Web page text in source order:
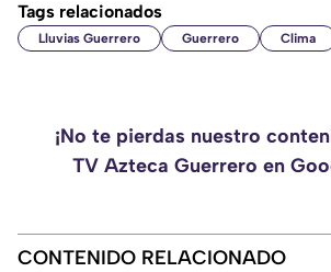
Tags relacionados
Lluvias Guerrero Guerrero Clima
¡No te pierdas nuestro
TV Azteca Guerrero en
CONTENIDO RELACIONADO